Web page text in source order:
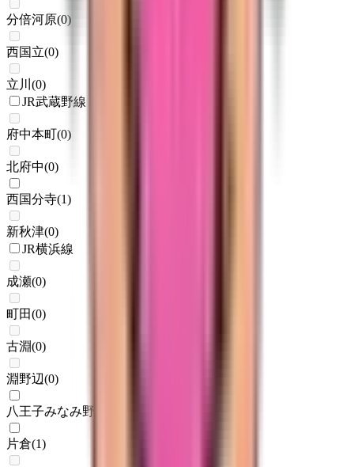
分倍河原(0)
西国立(0)
立川 (0)
JR武蔵野線
府中本町(0)
北府中(0)
西国分寺(1)
新秋津(0)
JR横浜線
成瀬(0)
町田(0)
古淵(0)
淵野辺(0)
八王子みなみ野
片倉(1)